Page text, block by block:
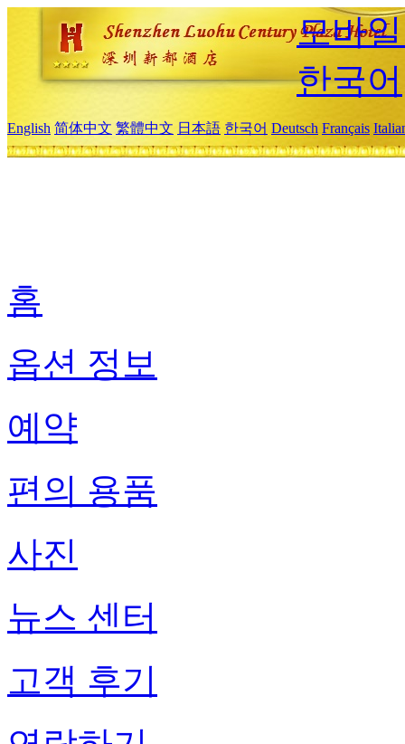
모바
한국어
English 简体中文 繁體中文 日本語 한국어 Deutsch Français
홈
옵션 정보
예약
편의 용품
사진
뉴스 센터
고객 후기